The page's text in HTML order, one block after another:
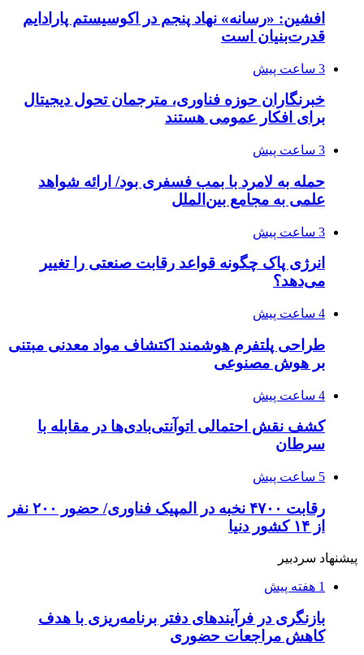
افشین: «رسانه» نهاد پنجم در اکوسیستم پارادایم
قدرت‌بنیان است
3 ساعت پیش
خبرنگاران حوزه فناوری، مترجمان تحول دیجیتال
برای افکار عمومی هستند
3 ساعت پیش
حمله به لامرد با بمب فسفری بود/ ارائه شواهد
علمی به مجامع بین‌الملل
3 ساعت پیش
انرژی پاک چگونه قواعد رقابت صنعتی را تغییر
می‌دهد؟
4 ساعت پیش
طراحی پلتفرم هوشمند اکتشاف مواد معدنی مبتنی
بر هوش مصنوعی
4 ساعت پیش
کشف نقش احتمالی اتوآنتی‌بادی‌ها در مقابله با
سرطان
5 ساعت پیش
رقابت ۴۷۰۰ نخبه در المپیک فناوری/ حضور ۲۰۰ نفر
از ۱۴ کشور دنیا
پیشنهاد سردبیر
1 هفته پیش
بازنگری در فرآیندهای دفتر برنامه‌ریزی با هدف
کاهش مراجعات حضوری